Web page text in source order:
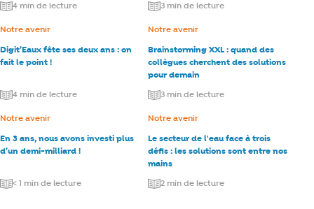
4 min de lecture 3 min de lecture
Digit’Eaux fête ses deux ans : on
fait le point !
Catégorie :
Notre avenir
4 min de lecture
Brainstorming XXL : quand des
collègues cherchent des solutions
pour demain
Catégorie :
Notre avenir
3 min de lecture
En 3 ans, nous avons investi plus
d’un demi-milliard !
Catégorie :
Notre avenir
< 1 min de lecture
Le secteur de l'eau face à trois
défis : les solutions sont entre nos
mains
Catégorie :
Notre avenir
2 min de lecture